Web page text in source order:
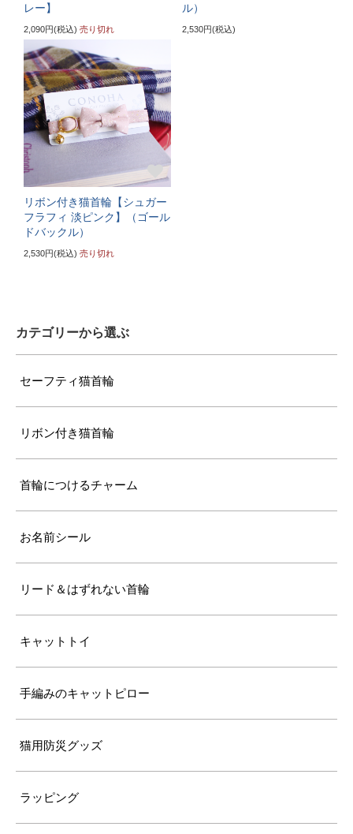
〔ぴったり測った猫ちゃんの首まわり〕
22～24cm
〔首輪サイズ〕
バックルで23～32cmに調節可能
〔サイズの目安〕
5～6kgの大きめな成猫
《特注》LLサイズ（+10cm）
〔ぴったり測った猫ちゃんの首まわり〕
レー】
2,090円(税込) 売り切れ
ル）
2,530円(税込)
リボン付き猫首輪【シュガー
フラフィ 淡ピンク】（ゴール
ドバックル）
2,530円(税込) 売り切れ
カテゴリーから選ぶ
セーフティ猫首輪
リボン付き猫首輪
首輪につけるチャーム
お名前シール
リード＆はずれない首輪
キャットトイ
手編みのキャットピロー
猫用防災グッズ
ラッピング